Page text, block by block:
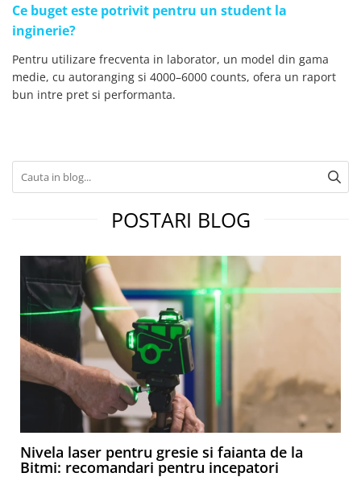
Ce buget este potrivit pentru un student la
inginerie?
Pentru utilizare frecventa in laborator, un model din gama
medie, cu autoranging si 4000–6000 counts, ofera un raport
bun intre pret si performanta.
POSTARI BLOG
Nivela laser pentru gresie si faianta de la
Bitmi: recomandari pentru incepatori